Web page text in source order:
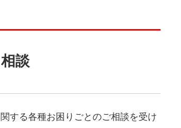
談
する各種お困りごとのご相談を受け